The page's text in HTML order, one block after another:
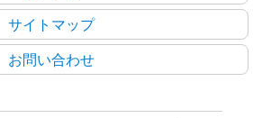
サイトマップ
お問い合わせ